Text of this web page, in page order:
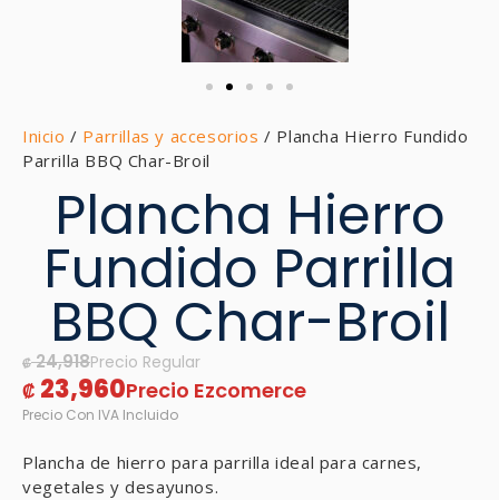
Inicio / Parrillas y accesorios / Plancha Hierro Fundido
Parrilla BBQ Char-Broil
Plancha Hierro
Fundido Parrilla
BBQ Char-Broil
₡24,918
₡ 23,960
Plancha de hierro para parrilla ideal para carnes,
vegetales y desayunos.